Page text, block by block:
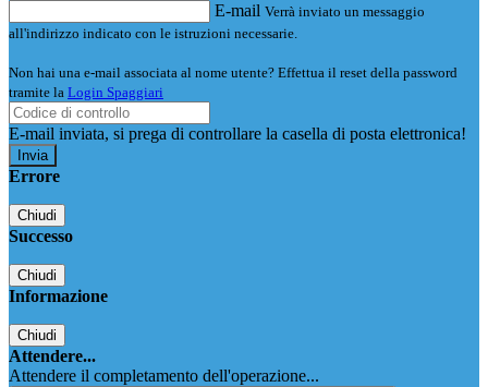
E-mail Verrà inviato un messaggio
all'indirizzo indicato con le istruzioni necessarie.
Non hai una e-mail associata al nome utente? Effettua il reset della password
tramite la Login Spaggiari
E-mail inviata, si prega di controllare la casella di posta elettronica!
Errore
Chiudi
Successo
Chiudi
Informazione
Chiudi
Attendere...
Attendere il completamento dell'operazione...